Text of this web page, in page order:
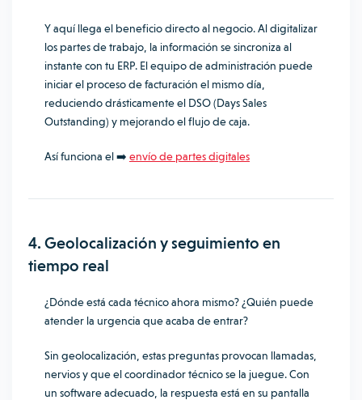
Y aquí llega el beneficio directo al negocio. Al digitalizar
los partes de trabajo, la información se sincroniza al
instante con tu ERP. El equipo de administración puede
iniciar el proceso de facturación el mismo día,
reduciendo drásticamente el DSO (Days Sales
Outstanding) y mejorando el flujo de caja.
Así funciona el ➡️ envío de partes digitales
4. Geolocalización y seguimiento en
tiempo real
¿Dónde está cada técnico ahora mismo? ¿Quién puede
atender la urgencia que acaba de entrar?
Sin geolocalización, estas preguntas provocan llamadas,
nervios y que el coordinador técnico se la juegue. Con
un software adecuado, la respuesta está en su pantalla